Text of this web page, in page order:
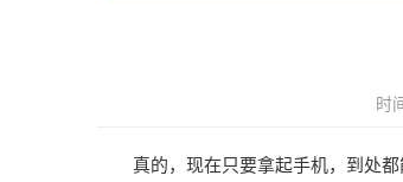
时
真的，现在只要拿起手机，到处